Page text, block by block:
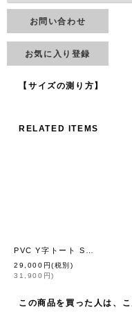
お問い合わせ
お気に入り登録
【サイズの測り方】
RELATED ITEMS
29,000 円(税別)
31,900 円)
この商品を買った人は、